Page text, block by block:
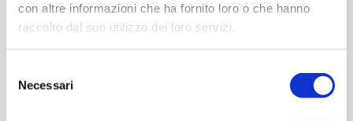
con altre informazioni che ha fornito loro o che hanno
raccolto dal suo utilizzo dei loro servizi.
delNecessari
ACQUISTA